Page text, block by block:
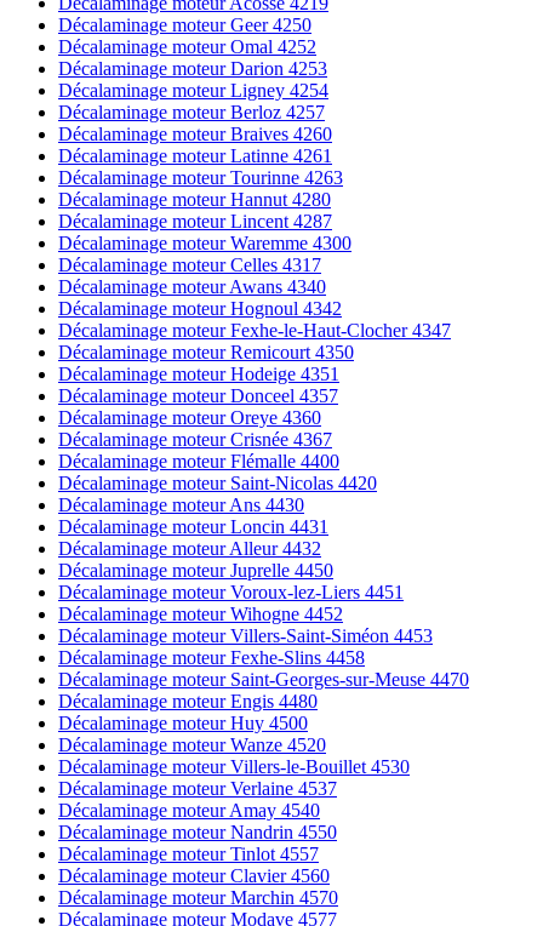
Décalaminage moteur Geer 4250
Décalaminage moteur Omal 4252
Décalaminage moteur Darion 4253
Décalaminage moteur Ligney 4254
Décalaminage moteur Berloz 4257
Décalaminage moteur Braives 4260
Décalaminage moteur Latinne 4261
Décalaminage moteur Tourinne 4263
Décalaminage moteur Hannut 4280
Décalaminage moteur Lincent 4287
Décalaminage moteur Waremme 4300
Décalaminage moteur Celles 4317
Décalaminage moteur Awans 4340
Décalaminage moteur Hognoul 4342
Décalaminage moteur Fexhe-le-Haut-Clocher 4347
Décalaminage moteur Remicourt 4350
Décalaminage moteur Hodeige 4351
Décalaminage moteur Donceel 4357
Décalaminage moteur Oreye 4360
Décalaminage moteur Crisnée 4367
Décalaminage moteur Flémalle 4400
Décalaminage moteur Saint-Nicolas 4420
Décalaminage moteur Ans 4430
Décalaminage moteur Loncin 4431
Décalaminage moteur Alleur 4432
Décalaminage moteur Juprelle 4450
Décalaminage moteur Voroux-lez-Liers 4451
Décalaminage moteur Wihogne 4452
Décalaminage moteur Villers-Saint-Siméon 4453
Décalaminage moteur Fexhe-Slins 4458
Décalaminage moteur Saint-Georges-sur-Meuse 4470
Décalaminage moteur Engis 4480
Décalaminage moteur Huy 4500
Décalaminage moteur Wanze 4520
Décalaminage moteur Villers-le-Bouillet 4530
Décalaminage moteur Verlaine 4537
Décalaminage moteur Amay 4540
Décalaminage moteur Nandrin 4550
Décalaminage moteur Tinlot 4557
Décalaminage moteur Clavier 4560
Décalaminage moteur Marchin 4570
Décalaminage moteur Modave 4577